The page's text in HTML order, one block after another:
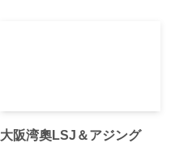
大阪湾奧LSJ＆アジング